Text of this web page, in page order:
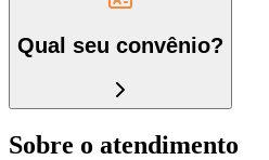
Qual seu convênio?
Sobre o atendimento